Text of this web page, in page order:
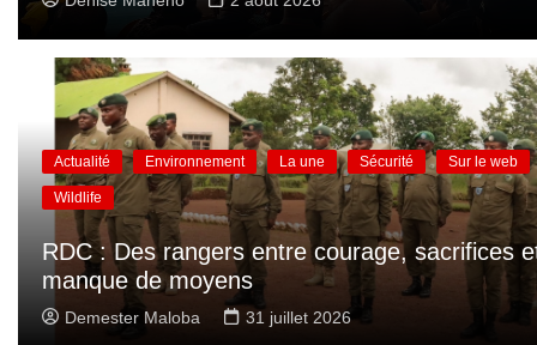
Actualité Environnement La une Sécurité Sur le web
Wildlife
RDC : Des rangers entre courage, sacrifices
manque de moyens
Demester Maloba 31 juillet 2026